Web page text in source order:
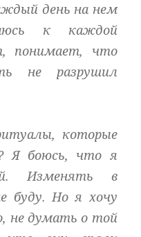
день на нем
к каждой
понимает, что
не разрушил
которые
Я боюсь, что я
Изменять в
буду. Но я хочу
не думать о той